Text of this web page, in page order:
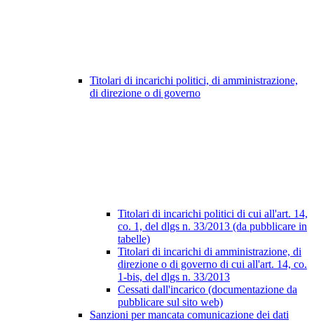
Titolari di incarichi politici, di amministrazione,
di direzione o di governo
Titolari di incarichi politici di cui all'art. 14,
co. 1, del dlgs n. 33/2013 (da pubblicare in
tabelle)
Titolari di incarichi di amministrazione, di
direzione o di governo di cui all'art. 14, co.
1-bis, del dlgs n. 33/2013
Cessati dall'incarico (documentazione da
pubblicare sul sito web)
Sanzioni per mancata comunicazione dei dati